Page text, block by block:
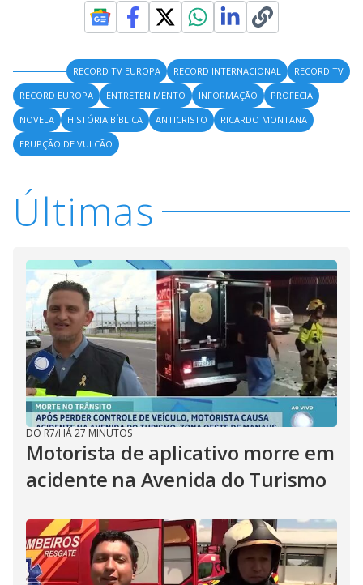
RECORD TV EUROPA RECORD INTERNACIONAL
RECORD TV
RECORD EUROPA
ENTRETENIMENTO INFORMAÇÃO
PROFECIA
NOVELA
HISTÓRIA BÍBLICA ANTICRISTO
RICARDO MONTANA
ERUPÇÃO DE VULCÃO
Últimas
DO R7/HÁ 27 MINUTOS
Motorista de aplicativo morre em
acidente na Avenida do Turismo